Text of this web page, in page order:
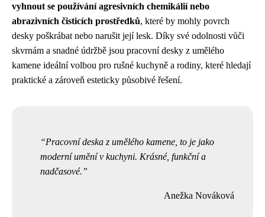
vyhnout se používání agresivních chemikálií nebo
abrazivních čisticích prostředků, které by mohly povrch
desky poškrábat nebo narušit její lesk. Díky své odolnosti vůči
skvrnám a snadné údržbě jsou pracovní desky z umělého
kamene ideální volbou pro rušné kuchyně a rodiny, které hledají
praktické a zároveň esteticky působivé řešení.
Pracovní deska z umělého kamene, to je jako
moderní umění v kuchyni. Krásné, funkční a
nadčasové.
Anežka Nováková